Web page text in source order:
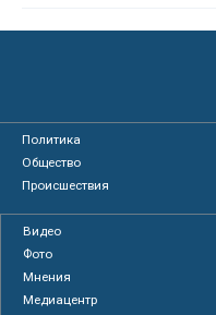
Политика
Общество
Происшествия
Видео
Фото
Мнения
Медиацентр